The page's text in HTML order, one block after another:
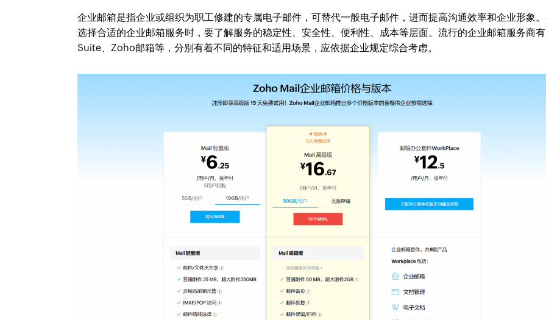
企业邮箱是指企业或组织为职工修建的专属电子邮件，可替代一般电子邮件，进而提高沟通效率和企业形象
选择合适的企业邮箱服务时，要了解服务的稳定性、安全性、便利性、成本等层面。流行的企业邮箱服务商
Suite、Zoho邮箱等，分别有着不同的特征和适用场景，应依据企业规定综合考虑。